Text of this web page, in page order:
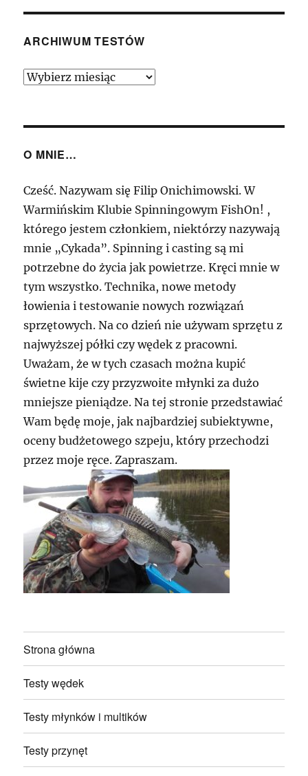
ARCHIWUM TESTÓW
Archiwum
O MNIE…
Cześć. Nazywam się Filip Onichimowski. W
Warmińskim Klubie Spinningowym FishOn! ,
którego jestem członkiem, niektórzy nazywają
mnie „Cykada”. Spinning i casting są mi
potrzebne do życia jak powietrze. Kręci mnie w
tym wszystko. Technika, nowe metody
łowienia i testowanie nowych rozwiązań
sprzętowych. Na co dzień nie używam sprzętu z
najwyższej półki czy wędek z pracowni.
Uważam, że w tych czasach można kupić
świetne kije czy przyzwoite młynki za dużo
mniejsze pieniądze. Na tej stronie przedstawiać
Wam będę moje, jak najbardziej subiektywne,
oceny budżetowego szpeju, który przechodzi
przez moje ręce. Zapraszam.
Strona główna
Testy wędek
Testy młynków i multików
Testy przynęt